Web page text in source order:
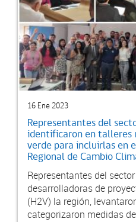
16 Ene 2023
Representantes del
identificaron en talleres
verde para incluirlas en
Regional de Cambio
Representantes del
desarrolladoras de
(H2V) la región,
categorizaron medidas